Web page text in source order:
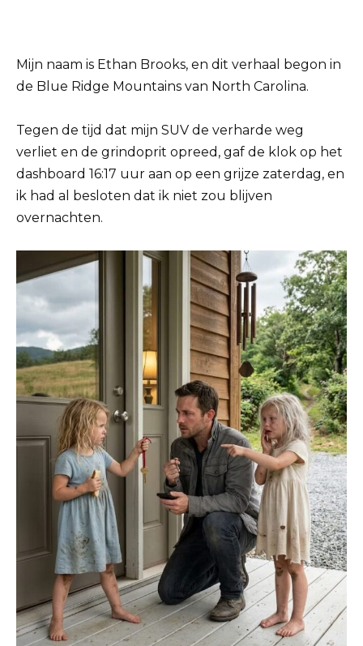
Mijn naam is Ethan Brooks, en dit verhaal begon in
de Blue Ridge Mountains van North Carolina.
Tegen de tijd dat mijn SUV de verharde weg
verliet en de grindoprit opreed, gaf de klok op het
dashboard 16:17 uur aan op een grijze zaterdag, en
ik had al besloten dat ik niet zou blijven
overnachten.